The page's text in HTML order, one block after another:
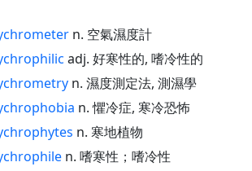
n. 空氣濕度計
adj. 好寒性的, 嗜冷性的
n. 濕度測定法, 測濕學
n. 懼冷症, 寒冷恐怖
n. 寒地植物
n. 嗜寒性；嗜冷性